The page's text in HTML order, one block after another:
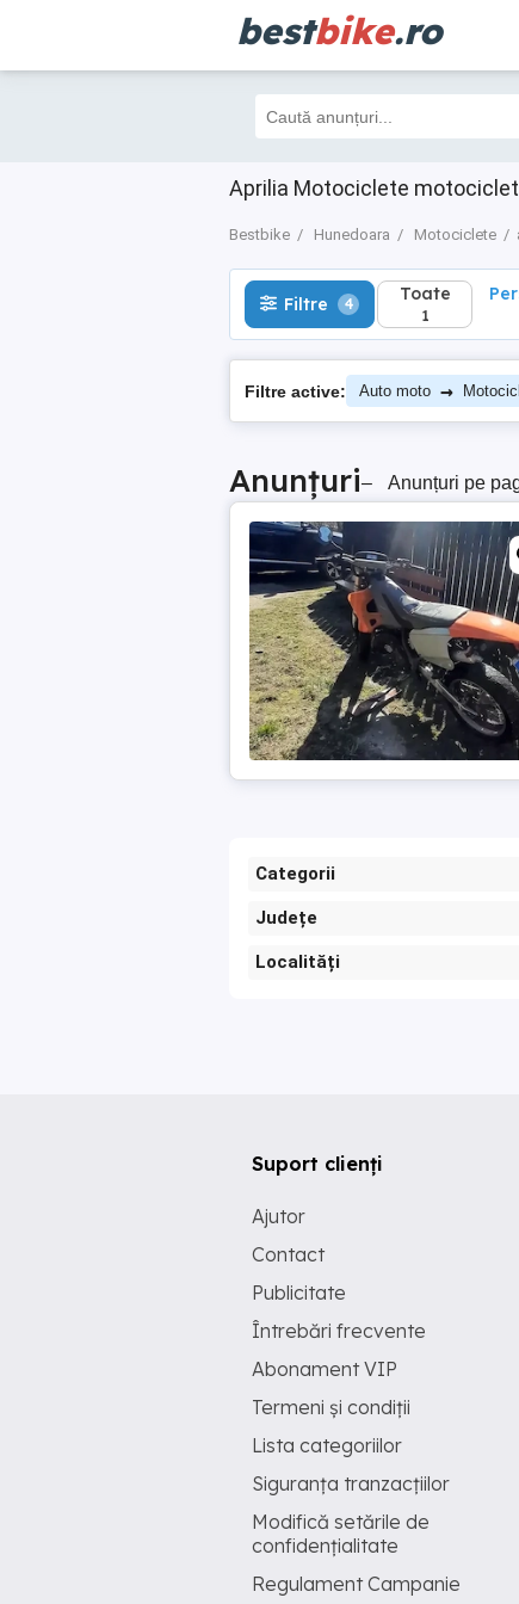
bestbike.ro
Aprilia Motociclete
Bestbike Hunedoara Motociclete
Filtre 4 Toate
1
Filtre 4 Toate
1
Filtre active: Auto moto →
Anunțuri– Anunțuri pe
Categorii
Județe
Localități
Suport clienți
Ajutor
Contact
Publicitate
Întrebări frecvente
Abonament VIP
Termeni și condiții
Lista categoriilor
Siguranța tranzacțiilor
Modifică setările de
confidențialitate
Regulament Campanie